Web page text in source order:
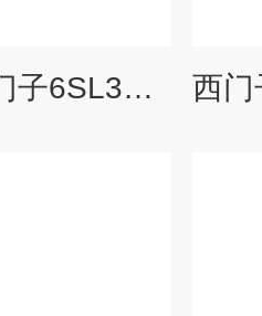
S120控制器西门子6SL3120变频器坏修理